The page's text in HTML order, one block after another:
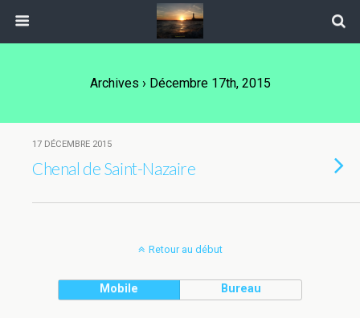
Archives › Décembre 17th, 2015
17 DÉCEMBRE 2015
Chenal de Saint-Nazaire
Retour au début
Mobile Bureau